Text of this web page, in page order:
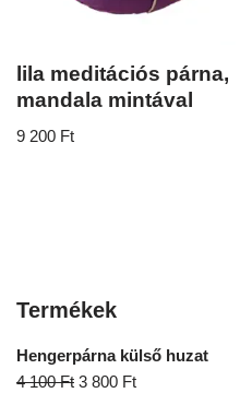
lila meditációs párna,
mandala mintával
9 200 Ft
Termékek
Hengerpárna külső huzat
4 100Ft 3 800 Ft